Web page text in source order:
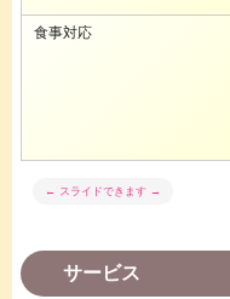
食事対応
サービス